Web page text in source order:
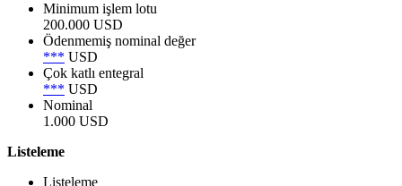
Minimum işlem lotu
200.000 USD
Ödenmemiş nominal değer
*** USD
Çok katlı entegral
*** USD
Nominal
1.000 USD
Listeleme
Listeleme